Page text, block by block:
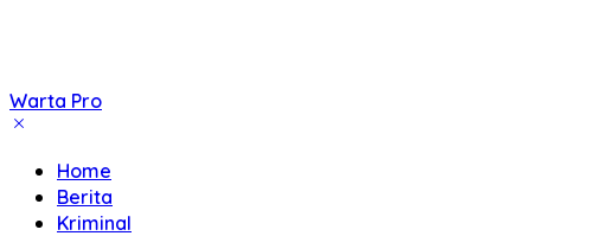
Warta Pro
Akurat
Terpercaya
Home
Berita
Kriminal